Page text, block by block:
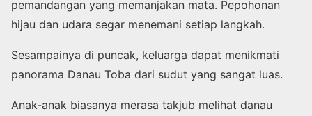
pemandangan yang memanjakan mata. Pepohonan
hijau dan udara segar menemani setiap langkah.
Sesampainya di puncak, keluarga dapat menikmati
panorama Danau Toba dari sudut yang sangat luas.
Anak-anak biasanya merasa takjub melihat danau